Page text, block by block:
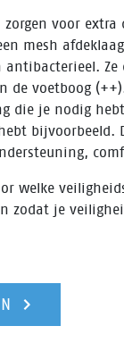
zorgen voor
mesh
Ze
de voetboog
die je nodig
bijvoorbeeld.
welke
zodat je